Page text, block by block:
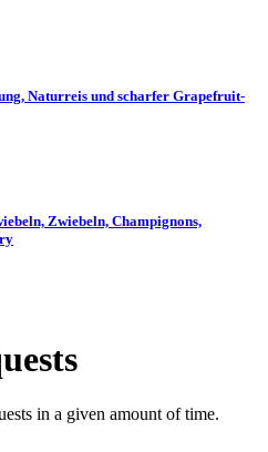
Naturreis und scharfer Grapefruit-
Zwiebeln, Champignons,